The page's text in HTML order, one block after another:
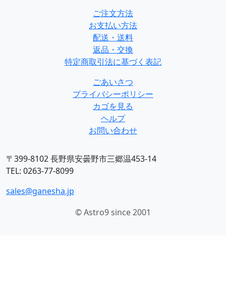
ご注文方法
お支払い方法
配送・送料
返品・交換
特定商取引法に基づく表記
ごあいさつ
プライバシーポリシー
カゴを見る
ヘルプ
お問い合わせ
〒399-8102 長野県安曇野市三郷温453-14
TEL: 0263-77-8099
sales@ganesha.jp
© Astro9 since 2001